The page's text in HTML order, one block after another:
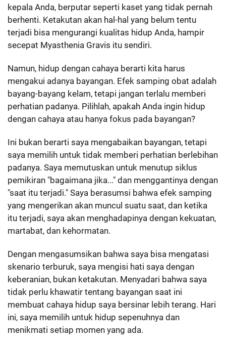
kepala Anda, berputar seperti kaset yang tidak pernah
berhenti. Ketakutan akan hal-hal yang belum tentu
terjadi bisa mengurangi kualitas hidup Anda, hampir
secepat Myasthenia Gravis itu sendiri.
Namun, hidup dengan cahaya berarti kita harus
mengakui adanya bayangan. Efek samping obat adalah
bayang-bayang kelam, tetapi jangan terlalu memberi
perhatian padanya. Pilihlah, apakah Anda ingin hidup
dengan cahaya atau hanya fokus pada bayangan?
Ini bukan berarti saya mengabaikan bayangan, tetapi
saya memilih untuk tidak memberi perhatian berlebihan
padanya. Saya memutuskan untuk menutup siklus
pemikiran "bagaimana jika..." dan menggantinya dengan
"saat itu terjadi." Saya berasumsi bahwa efek samping
yang mengerikan akan muncul suatu saat, dan ketika
itu terjadi, saya akan menghadapinya dengan kekuatan,
martabat, dan kehormatan.
Dengan mengasumsikan bahwa saya bisa mengatasi
skenario terburuk, saya mengisi hati saya dengan
keberanian, bukan ketakutan. Menyadari bahwa saya
tidak perlu khawatir tentang bayangan saat ini
membuat cahaya hidup saya bersinar lebih terang. Hari
ini, saya memilih untuk hidup sepenuhnya dan
menikmati setiap momen yang ada.